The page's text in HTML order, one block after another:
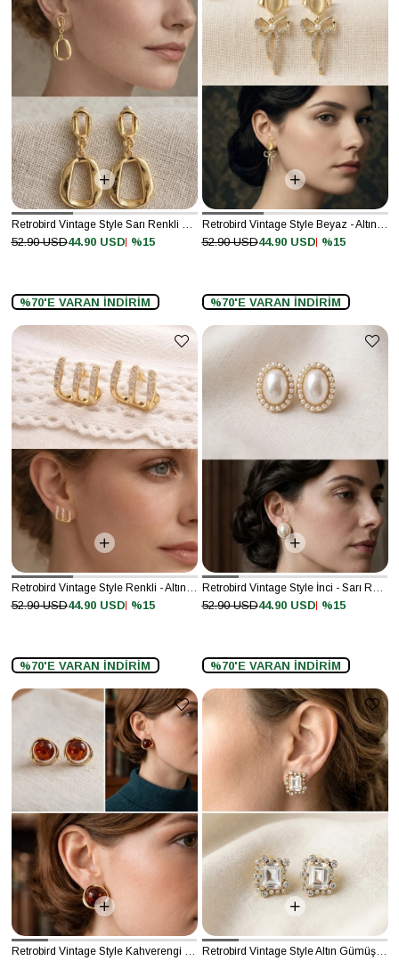
Retrobird Vintage Style Sarı Renkli Küpe
%15
44.90 USD
52.90 USD
%70'E VARAN İNDİRİM
Retrobird Vintage Style Beyaz - Altın Renkli Küpe
%15
44.90 USD
52.90 USD
%70'E VARAN İNDİRİM
Retrobird Vintage Style Renkli - Altın Rengi Küpe
%15
44.90 USD
52.90 USD
%70'E VARAN İNDİRİM
Retrobird Vintage Style İnci - Sarı Renkli Küpe
%15
44.90 USD
52.90 USD
%70'E VARAN İNDİRİM
Retrobird Vintage Style Kahverengi Küpe Retrobird Vintage Style Altın Gümüş Renkli Küpe